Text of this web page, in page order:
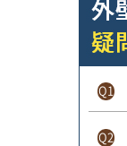
Q1
Q2